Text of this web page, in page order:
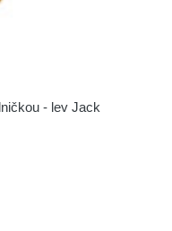
- lev Jack